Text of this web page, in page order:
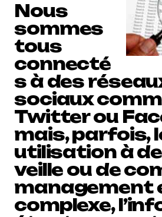
Nous
sommes
tous
connecté
s à des
sociaux
Twitter ou
mais, parfois,
utilisation à
veille ou de
management
complexe,